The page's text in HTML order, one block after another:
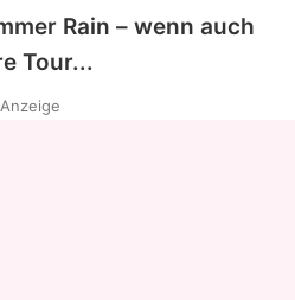
Rain – wenn auch
Tour...
Anzeige